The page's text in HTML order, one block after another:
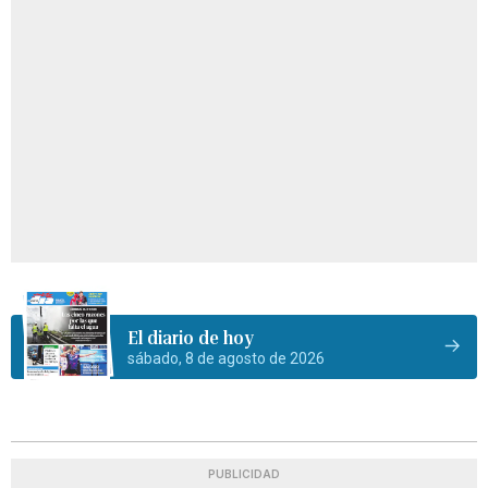
El diario de hoy
sábado, 8 de agosto de 2026
PUBLICIDAD